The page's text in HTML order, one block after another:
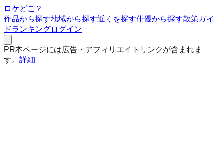
ロケどこ？
作品から探す地域から探す近くを探す俳優から探す散策ガイ
ドランキングログイン
PR本ページには広告・アフィリエイトリンクが含まれま
す。 詳細